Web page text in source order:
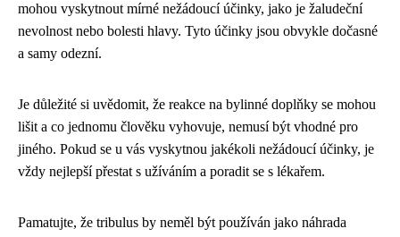
mohou vyskytnout mírné nežádoucí účinky, jako je žaludeční
nevolnost nebo bolesti hlavy. Tyto účinky jsou obvykle dočasné
a samy odezní.
Je důležité si uvědomit, že reakce na bylinné doplňky se mohou
lišit a co jednomu člověku vyhovuje, nemusí být vhodné pro
jiného. Pokud se u vás vyskytnou jakékoli nežádoucí účinky, je
vždy nejlepší přestat s užíváním a poradit se s lékařem.
Pamatujte, že tribulus by neměl být používán jako náhrada